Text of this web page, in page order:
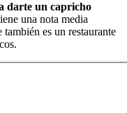
darte un capricho
una nota media
es un restaurante